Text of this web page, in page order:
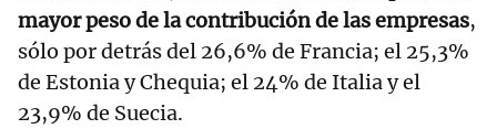
mayor peso de la contribución de las empresas,
sólo por detrás del 26,6% de Francia; el 25,3%
de Estonia y Chequia; el 24% de Italia y el
23,9% de Suecia.